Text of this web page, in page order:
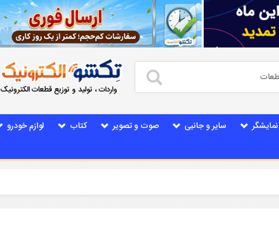
واردات ، تولید و توزیع قطعات الکترونیک
سایر و جانبی صوت و تصویر کتاب
لوازم خودرو